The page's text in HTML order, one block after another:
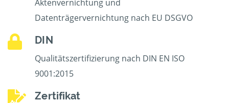
Aktenvernichtung und
Datenträgervernichtung nach EU DSGVO
DIN
Qualitätszertifizierung nach DIN EN ISO
9001:2015
Zertifikat